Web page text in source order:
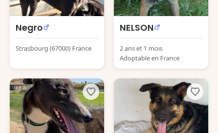
Negro
Strasbourg (67000) France
NELSON
2 ans et 1 mois
Adoptable en France